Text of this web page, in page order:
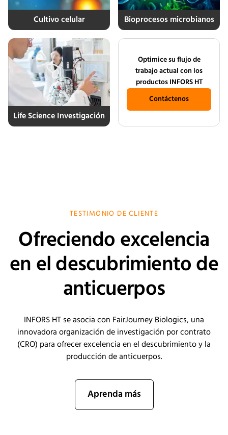
Cultivo celular Bioprocesos microbianos
Life Science Investigación
Optimice su flujo de
trabajo actual con los
productos INFORS HT
Contáctenos
TESTIMONIO DE CLIENTE
Ofreciendo excelencia
en el descubrimiento de
anticuerpos
INFORS HT se asocia con FairJourneyBiologics, una
innovadora organización de investigación por contrato
(CRO) para ofrecer excelencia en el descubrimiento y la
producción de anticuerpos.
Aprenda más